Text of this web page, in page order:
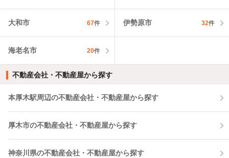
大和市 67件 伊勢原市 32件
海老名市 20件
不動産会社・不動産屋から探す
本厚木駅周辺の不動産会社・不動産屋から探す
厚木市の不動産会社・不動産屋から探す
神奈川県の不動産会社・不動産屋から探す